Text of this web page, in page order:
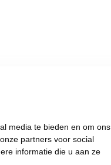
media te bieden en om ons
partners voor social
informatie die u aan ze